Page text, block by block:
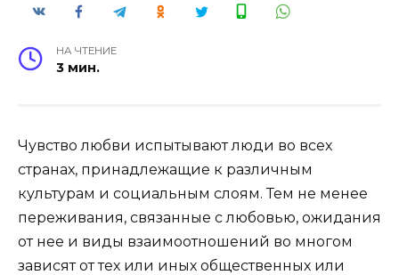
НА ЧТЕНИЕ
3 мин.
Чувство любви испытывают люди во всех
странах, принадлежащие к различным
культурам и социальным слоям. Тем не менее
переживания, связанные с любовью, ожидания
от нее и виды взаимоотношений во многом
зависят от тех или иных общественных или